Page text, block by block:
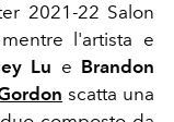
2021-22 Salon
entre l'artista e
Lu e Brandon
scatta una